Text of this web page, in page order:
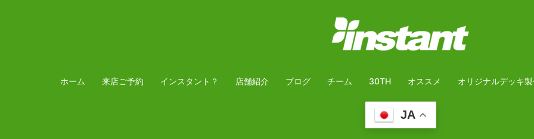
ホーム 来店ご予約 インスタント？ 店舗紹介 ブログ チーム 30TH オススメ オリジナルデッキ
JA